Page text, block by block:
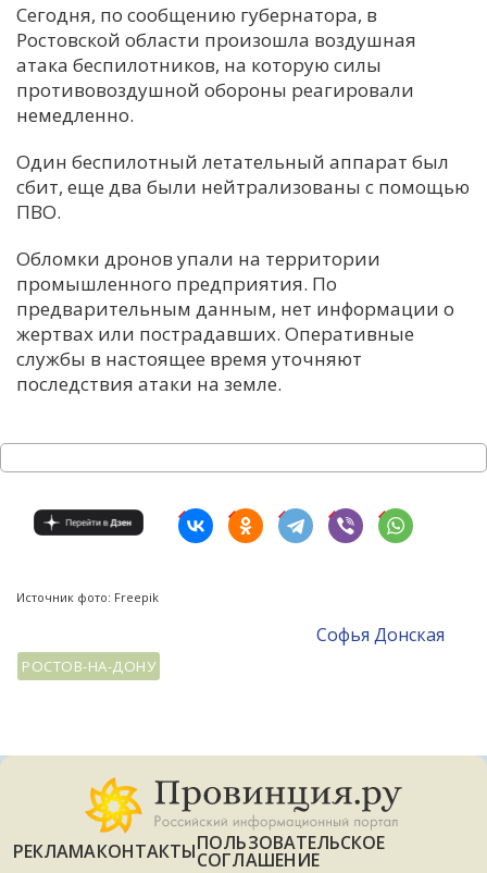
Н
У
Х
Ч
Сегодня, по сообщению губернатора, в
Ростовской области произошла воздушная
атака беспилотников, на которую силы
противовоздушной обороны реагировали
немедленно.
Один беспилотный летательный аппарат был
сбит, еще два были нейтрализованы с помощью
ПВО.
Обломки дронов упали на территории
промышленного предприятия. По
предварительным данным, нет информации о
жертвах или пострадавших. Оперативные
службы в настоящее время уточняют
последствия атаки на земле.
Источник фото: Freepik
Софья Донская
РОСТОВ-НА-ДОНУ
РЕКЛАМАКОНТАКТЫПОЛЬЗОВАТЕЛЬСКОЕ
СОГЛАШЕНИЕ